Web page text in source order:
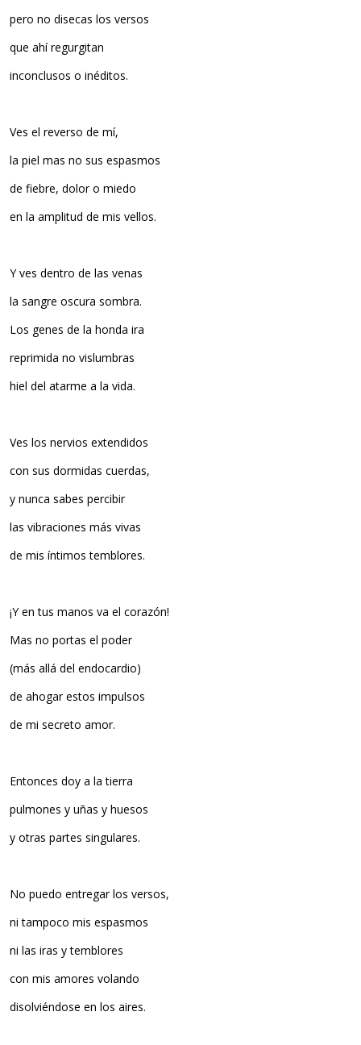
pero no disecas los versos
que ahí regurgitan
inconclusos o inéditos.
Ves el reverso de mí,
la piel mas no sus espasmos
de fiebre, dolor o miedo
en la amplitud de mis vellos.
Y ves dentro de las venas
la sangre oscura sombra.
Los genes de la honda ira
reprimida no vislumbras
hiel del atarme a la vida.
Ves los nervios extendidos
con sus dormidas cuerdas,
y nunca sabes percibir
las vibraciones más vivas
de mis íntimos temblores.
¡Y en tus manos va el corazón!
Mas no portas el poder
(más allá del endocardio)
de ahogar estos impulsos
de mi secreto amor.
Entonces doy a la tierra
pulmones y uñas y huesos
y otras partes singulares.
No puedo entregar los versos,
ni tampoco mis espasmos
ni las iras y temblores
con mis amores volando
disolviéndose en los aires.